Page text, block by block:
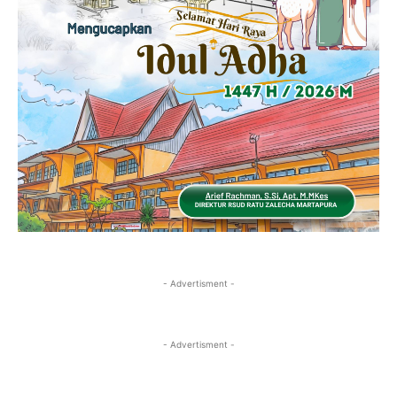
- Advertisment -
- Advertisment -